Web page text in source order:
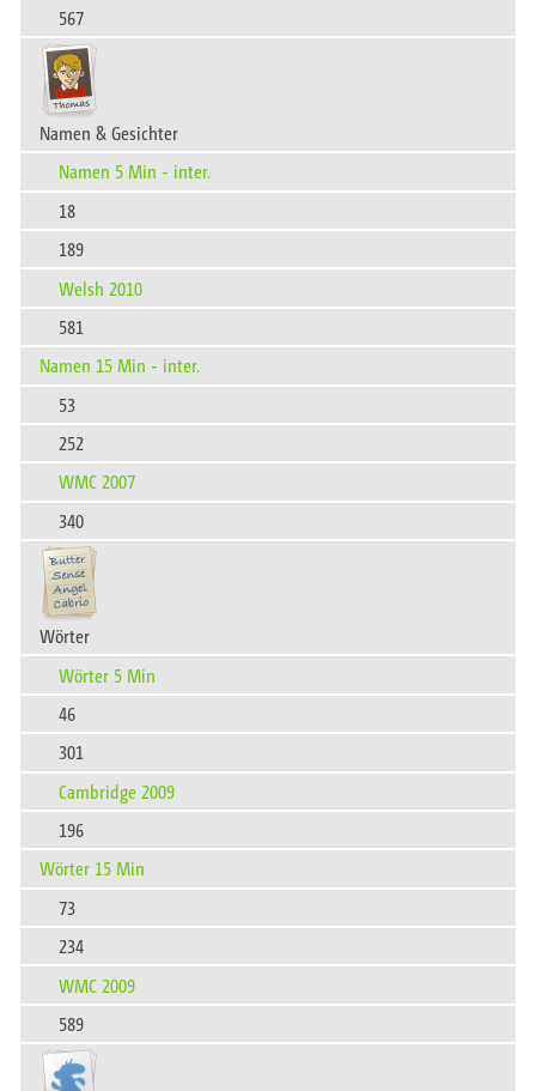
567
Namen & Gesichter
Namen 5 Min - inter.
18
189
Welsh 2010
581
Namen 15 Min - inter.
53
252
WMC 2007
340
Wörter
Wörter 5 Min
46
301
Cambridge 2009
196
Wörter 15 Min
73
234
WMC 2009
589